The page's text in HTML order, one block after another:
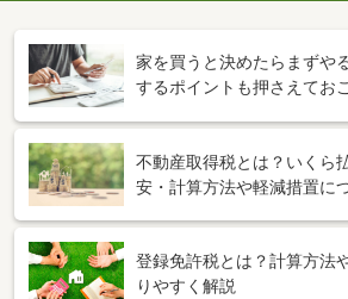
家を買うと決めたらまずや
するポイントも押さえてお
不動産取得税とは？いくら
安・計算方法や軽減措置に
登録免許税とは？計算方法
りやすく解説